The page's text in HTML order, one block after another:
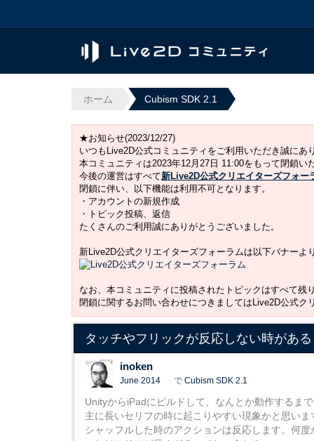
ホーム Cubism SDK 2.1
★お知らせ(2023/12/27)
いつもLive2D公式コミュニティをご利用いただき誠にあ
本コミュニティは2023年12月27日 11:00をもって閉鎖い
今後の運営はすべて新Live2D公式クリエイターズフォー
閉鎖に伴い、以下機能は利用不可となります。
・アカウントの新規作成
・トピック投稿、返信
たくさんのご利用誠にありがとうございました。
新Live2D公式クリエイターズフォーラムは以下バナーよ
なお、本コミュニティに投稿されたトピックはすべて
閉鎖に関するお問い合わせにつきましてはLive2D公式
タッチやフリックが反応しない時がある
inoken
June 2014 で Cubism SDK 2.1
UnityからiPadにビルドして、なんとか動作するま
主に長いセリフの時に起こりやすい現象かと思いま
シャッフルした時のアクションは反応します。何